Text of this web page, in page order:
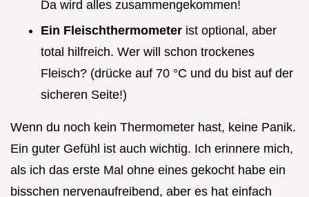
Da wird alles zusammengekommen!
Ein Fleischthermometer ist optional, aber
total hilfreich. Wer will schon trockenes
Fleisch? (drücke auf 70 °C und du bist auf der
sicheren Seite!)
Wenn du noch kein Thermometer hast, keine Panik.
Ein guter Gefühl ist auch wichtig. Ich erinnere mich,
als ich das erste Mal ohne eines gekocht habe ein
bisschen nervenaufreibend, aber es hat einfach